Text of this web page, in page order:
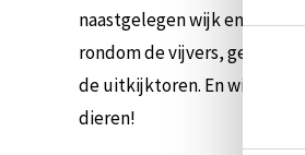
naastgelegen wijk en
rondom de vijvers, geniet
de uitkijktoren. En wie weet
dieren!